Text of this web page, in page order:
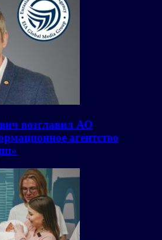
возглавил АО
агентство